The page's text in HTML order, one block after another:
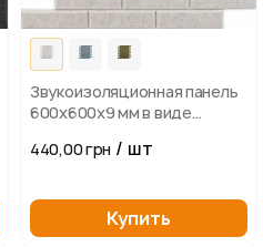
Звукоизоляционная панель
600х600х9 мм в виде
440,00 грн / шт
Купить